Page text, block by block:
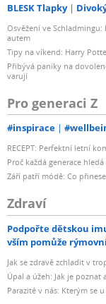
BLESK Tlapky
Osvěžení ve
autem
Tipy na víkend: Harry
Přibývá paniky na
varují
Pro generaci Z
#inspirace
RECEPT: Perfektní letní
Proč každá generace
Září patří módě: Co
Zdraví
Podpořte dětskou
vším pomůže
Jak se zdravě zchladit v
Úpal a úžeh: Jak je poznat
Parazité v nás: Kterým se